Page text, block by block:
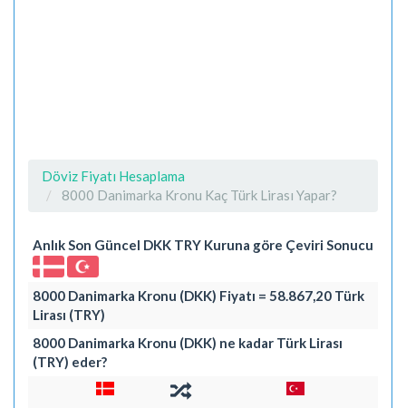
Döviz Fiyatı Hesaplama
8000 Danimarka Kronu Kaç Türk Lirası Yapar?
Anlık Son Güncel DKK TRY Kuruna göre Çeviri Sonucu
8000 Danimarka Kronu (DKK) Fiyatı = 58.867,20 Türk
Lirası (TRY)
8000 Danimarka Kronu (DKK) ne kadar Türk Lirası
(TRY) eder?